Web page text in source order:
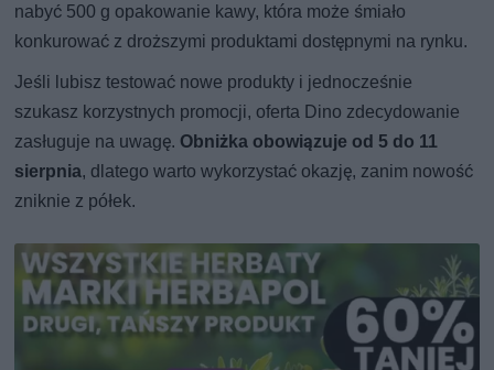
nabyć 500 g opakowanie kawy, która może śmiało
konkurować z droższymi produktami dostępnymi na rynku.
Jeśli lubisz testować nowe produkty i jednocześnie
szukasz korzystnych promocji, oferta Dino zdecydowanie
zasługuje na uwagę. Obniżka obowiązuje od 5 do 11
sierpnia, dlatego warto wykorzystać okazję, zanim nowość
zniknie z półek.